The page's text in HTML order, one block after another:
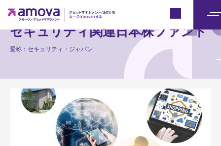
ニ
セキュリティ関連日本株ファンド
愛称：セキュリティ・ジャパン